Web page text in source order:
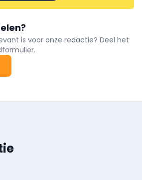
is voor onze redactie? Deel het